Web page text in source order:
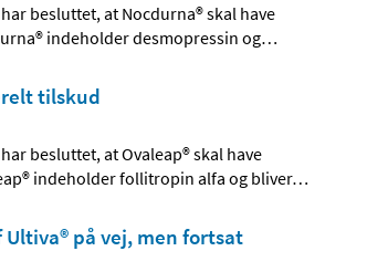
besluttet, at Nocdurna® skal have
indeholder desmopressin og…
tilskud
besluttet, at Ovaleap® skal have
indeholder follitropin alfa og bliver…
Ultiva® på vej, men fortsat